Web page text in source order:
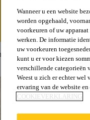
Gevels, Wanden &
Balkons
Wanneer u een website
worden opgehaald,
voorkeuren of uw
werken. De informatie
uw voorkeuren
kunt u er voor kiezen
verschillende categorieën
Weest u zich er echter wel
ervaring van de website
COOKIEVERKLARING